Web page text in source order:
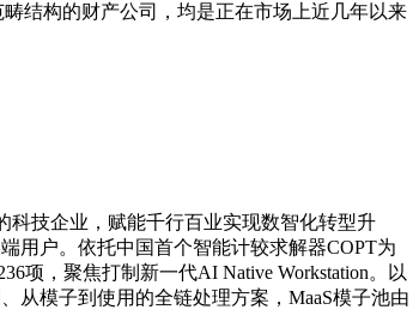
结构的财产公司，均是正在市场上近几年以来
科技企业，赋能千行百业实现数智化转型升
用户。依托中国首个智能计较求解器COPT为
项，聚焦打制新一代AI Native Workstation。以
从模子到使用的全链处理方案，MaaS模子池由